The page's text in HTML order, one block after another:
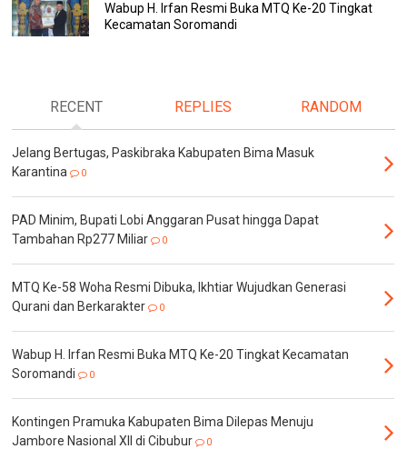
Wabup H. Irfan Resmi Buka MTQ Ke-20 Tingkat
Kecamatan Soromandi
RECENT REPLIES RANDOM
Jelang Bertugas, Paskibraka Kabupaten Bima Masuk
Karantina
0
PAD Minim, Bupati Lobi Anggaran Pusat hingga Dapat
Tambahan Rp277 Miliar
0
MTQ Ke-58 Woha Resmi Dibuka, Ikhtiar Wujudkan Generasi
Qurani dan Berkarakter
0
Wabup H. Irfan Resmi Buka MTQ Ke-20 Tingkat Kecamatan
Soromandi
0
Kontingen Pramuka Kabupaten Bima Dilepas Menuju
Jambore Nasional XII di Cibubur
0